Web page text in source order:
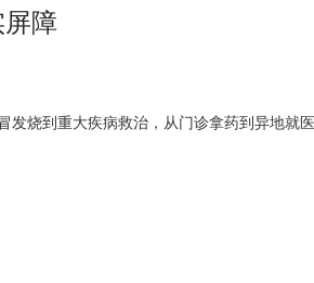
障
烧到重大疾病救治，从门诊拿药到异地就